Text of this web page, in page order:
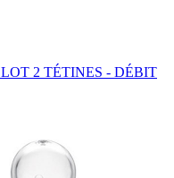
LOT 2 TÉTINES - DÉBIT